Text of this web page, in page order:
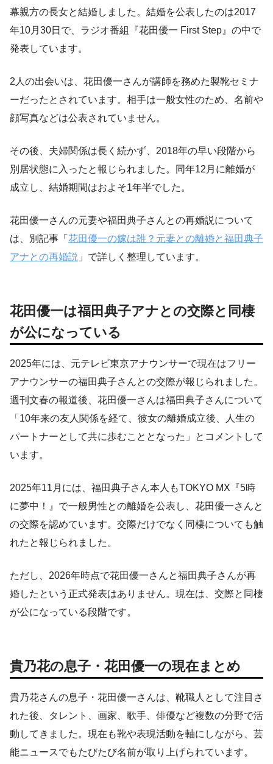
幕親方の長女と結婚しました。結婚を公表したのは2017
年10月30日で、ラジオ番組『花田優一 First Step』の中で
発表しています。
2人の出会いは、花田優一さんが講師を務めた製靴セミナ
ーだったとされています。相手は一般女性のため、名前や
顔写真などは公表されていません。
その後、夫婦関係は長く続かず、2018年の早い段階から
別居状態に入ったと報じられました。同年12月に離婚が
成立し、結婚期間はおよそ1年半でした。
花田優一さんの元妻や福田典子さんとの再婚説について
は、別記事「 花田優一の嫁は誰？元妻との離婚と福田典子
アナとの再婚説 」で詳しく整理しています。
花田優一は福田典子アナとの交際と同棲
が公になっている
2025年には、元テレビ東京アナウンサーで現在はフリー
アナウンサーの福田典子さんとの交際が報じられました。
週刊文春の報道後、花田優一さんは福田典子さんについて
「10年来の友人関係を経て、彼女の離婚成立後、人生の
パートナーとして共に歩むこととなった」とコメントして
います。
2025年11月には、福田典子さん本人もTOKYO MX『5時
に夢中！』で一般男性との離婚を公表し、花田優一さんと
の交際を認めています。交際だけでなく同棲についても触
れたと報じられました。
ただし、2026年時点で花田優一さんと福田典子さんが再
婚したという正式発表はありません。現在は、交際と同棲
が公になっている段階です。
貴乃花の息子・花田優一の現在まとめ
貴乃花さんの息子・花田優一さんは、靴職人として注目さ
れた後、タレント、画家、歌手、俳優など複数の分野で活
動してきました。現在も靴や表現活動を軸にしながら、芸
能ニュースでもたびたび名前が取り上げられています。